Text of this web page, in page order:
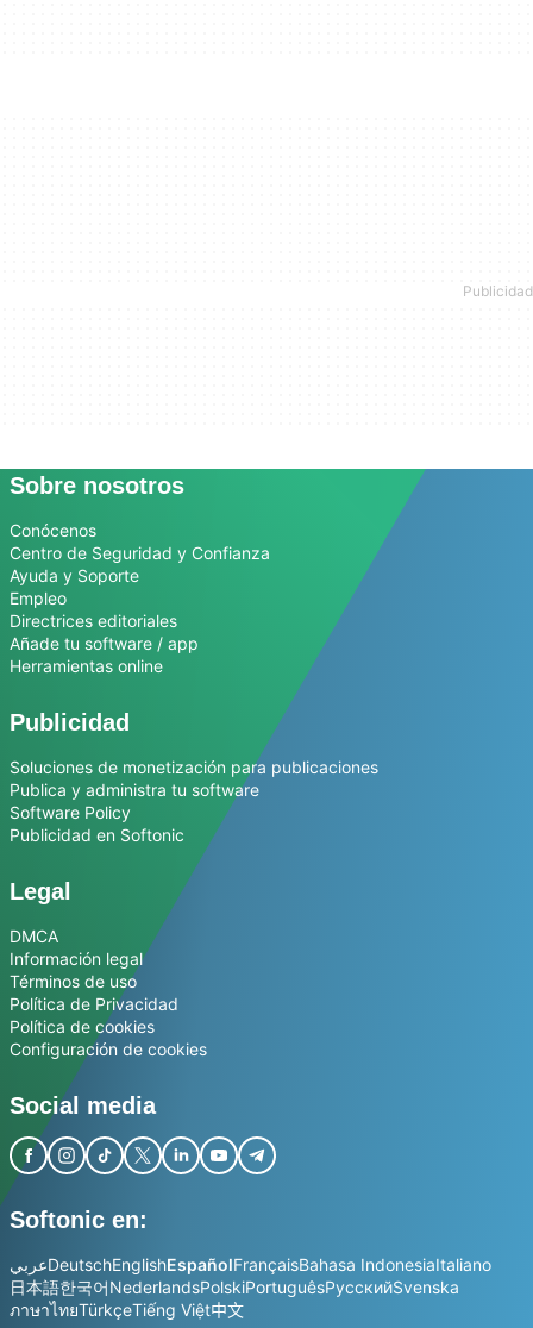
Sobre nosotros
Conócenos
Centro de Seguridad y Confianza
Ayuda y Soporte
Empleo
Directrices editoriales
Añade tu software / app
Herramientas online
Publicidad
Soluciones de monetización para publicaciones
Publica y administra tu software
Software Policy
Publicidad en Softonic
Legal
DMCA
Información legal
Términos de uso
Política de Privacidad
Política de cookies
Configuración de cookies
Social media
Softonic en:
عربيDeutschEnglishEspañolFrançaisBahasa IndonesiaItaliano
日本語한국어NederlandsPolskiPortuguêsРусскийSvenska
ภาษาไทยTürkçeTiếng Việt中文